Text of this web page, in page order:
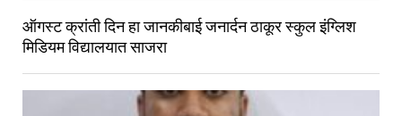
ऑगस्ट क्रांती दिन हा जानकीबाई जनार्दन ठाकूर स्कुल इंग्लिश
मिडियम विद्यालयात साजरा